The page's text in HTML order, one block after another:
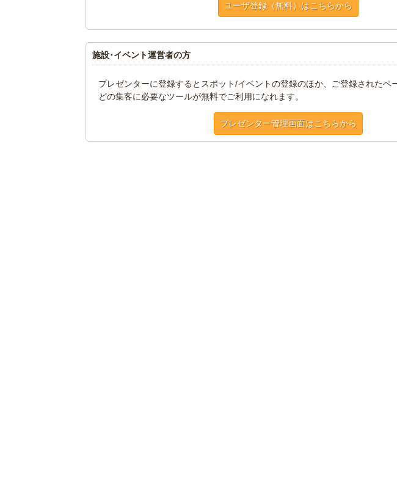
ユーザ登録（無料）はこちらから
施設･イベント運営者の方
プレゼンターに登録するとスポット/イベントの登録のほか、ご登録されたペ
どの集客に必要なツールが無料でご利用になれます。
プレゼンター管理画面はこちらから